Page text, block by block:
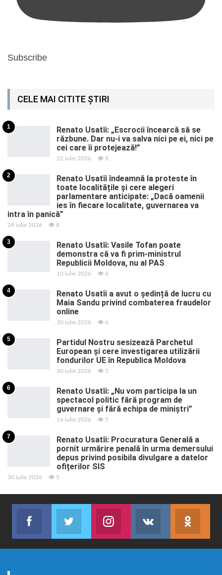
Subscribe
CELE MAI CITITE ȘTIRI
1
Renato Usatîi: „Escrocii încearcă să se
răzbune. Dar nu-i va salva nici pe ei, nici pe
cei care îi protejează!”
22 iulie 2026 8
2
Renato Usatîi îndeamnă la proteste în
toate localitățile și cere alegeri
parlamentare anticipate: „Dacă oamenii
ies în fiecare localitate, guvernarea va
intra în panică”
28 iulie 2026 8
3
Renato Usatîi: Vasile Tofan poate
demonstra că va fi prim-ministrul
Republicii Moldova, nu al PAS
10 iulie 2026 6
4
Renato Usatîi a avut o ședință de lucru cu
Maia Sandu privind combaterea fraudelor
online
30 iulie 2026 6
5
Partidul Nostru sesizează Parchetul
European și cere investigarea utilizării
fondurilor UE în Republica Moldova
30 iulie 2026 5
6
Renato Usatîi: „Nu vom participa la un
spectacol politic fără program de
guvernare și fără echipa de miniștri”
16 iulie 2026 5
7
Renato Usatîi: Procuratura Generală a
pornit urmărire penală în urma demersului
depus privind posibila divulgare a datelor
ofițerilor SIS
30 iulie 2026 5
Facebook
Abonează-te
Twitter
Join us on TwitterJoin us on Instagram
Abonează-te